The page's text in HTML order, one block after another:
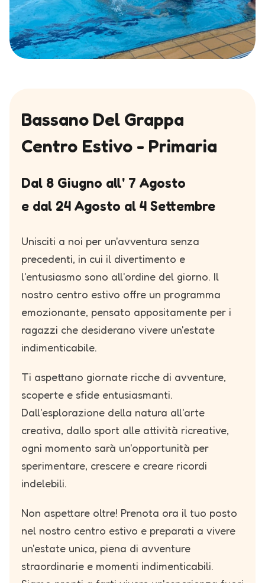
Bassano Del Grappa
Centro Estivo - Primaria
Dal 8 Giugno all' 7 Agosto
e dal 24 Agosto al 4 Settembre
Unisciti a noi per un'avventura senza
precedenti, in cui il divertimento e
l'entusiasmo sono all'ordine del giorno. Il
nostro centro estivo offre un programma
emozionante, pensato appositamente per i
ragazzi che desiderano vivere un'estate
indimenticabile.
Ti aspettano giornate ricche di avventure,
scoperte e sfide entusiasmanti.
Dall'esplorazione della natura all'arte
creativa, dallo sport alle attività ricreative,
ogni momento sarà un'opportunità per
sperimentare, crescere e creare ricordi
indelebili.
Non aspettare oltre! Prenota ora il tuo posto
nel nostro centro estivo e preparati a vivere
un'estate unica, piena di avventure
straordinarie e momenti indimenticabili.